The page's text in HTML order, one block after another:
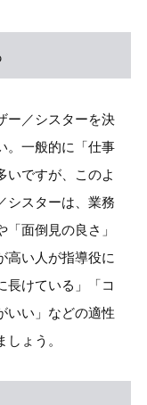
ー／シスターを決
。一般的に「仕事
いですが、このよ
シスターは、業務
面倒見の良さ」
高い人が指導役に
長けている」「コ
いい」などの適性
ょう。